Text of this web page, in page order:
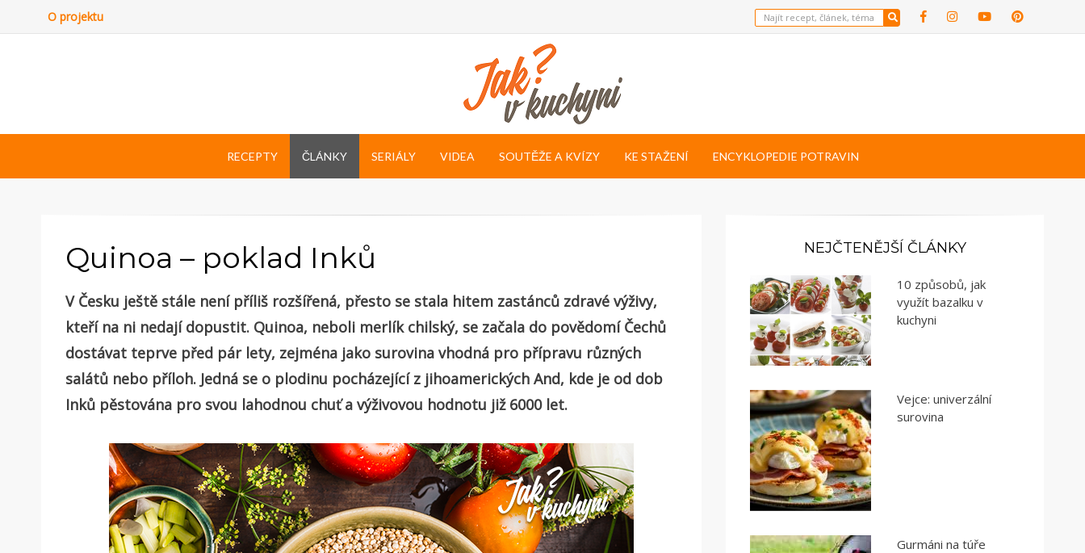
O projektu
RECEPTY ČLÁNKY SERIÁLY VIDEA SOUTĚŽE A KVÍZY KE STAŽENÍ ENCYKLOPEDIE POTRAVIN
Quinoa – poklad Inků
V Česku ještě stále není příliš rozšířená, přesto se stala hitem zastánců zdravé výživy,
kteří na ni nedají dopustit. Quinoa, neboli merlík chilský, se začala do povědomí Čechů
dostávat teprve před pár lety, zejména jako surovina vhodná pro přípravu různých
salátů nebo příloh. Jedná se o plodinu pocházející z jihoamerických And, kde je od dob
Inků pěstována pro svou lahodnou chuť a výživovou hodnotu již 6000 let.
NEJČTENĚJŠÍ ČLÁNKY
10 způsobů, jak
využít bazalku v
kuchyni
Vejce: univerzální
surovina
Gurmáni na túře